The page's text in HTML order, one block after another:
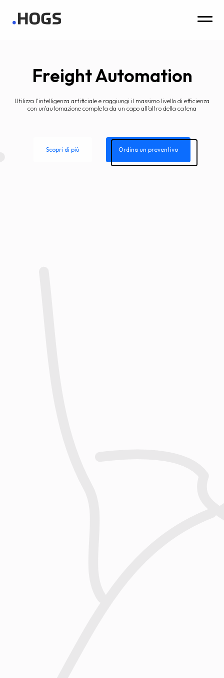
Freight Automation
Utilizza l'intelligenza artificiale e raggiungi il massimo livello di efficienza
con un'automazione completa da un capo all'altro della catena
Scopri di più Ordina un preventivo